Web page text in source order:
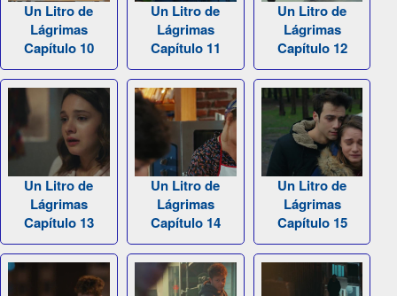
Un Litro de
Lágrimas
Capítulo 10
Un Litro de
Lágrimas
Capítulo 11
Un Litro de
Lágrimas
Capítulo 12
Un Litro de
Lágrimas
Capítulo 13
Un Litro de
Lágrimas
Capítulo 14
Un Litro de
Lágrimas
Capítulo 15